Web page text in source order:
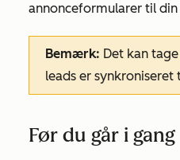
annonceformularer til
Bemærk: Det kan
leads er synkroniseret
Før du går i gang